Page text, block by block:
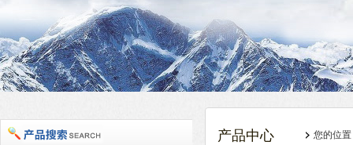
产品中心 您的位